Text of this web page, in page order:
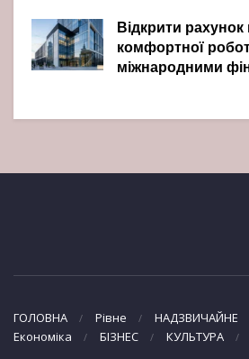
Відкрити
комфортної
міжнародними
ГОЛОВНА Рівне НАДЗВИЧАЙНЕ
Економіка
БІЗНЕС КУЛЬТУРА